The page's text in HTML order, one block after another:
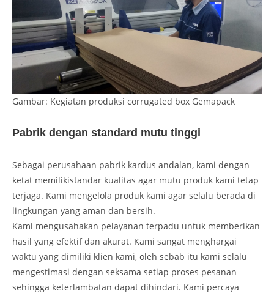
Gambar: Kegiatan produksi corrugated box Gemapack
Pabrik dengan standard mutu tinggi
Sebagai perusahaan pabrik kardus andalan, kami dengan
ketat memilikistandar kualitas agar mutu produk kami tetap
terjaga. Kami mengelola produk kami agar selalu berada di
lingkungan yang aman dan bersih.
Kami mengusahakan pelayanan terpadu untuk memberikan
hasil yang efektif dan akurat. Kami sangat menghargai
waktu yang dimiliki klien kami, oleh sebab itu kami selalu
mengestimasi dengan seksama setiap proses pesanan
sehingga keterlambatan dapat dihindari. Kami percaya